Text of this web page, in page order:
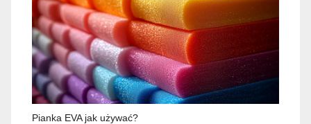
Pianka EVA jak używać?